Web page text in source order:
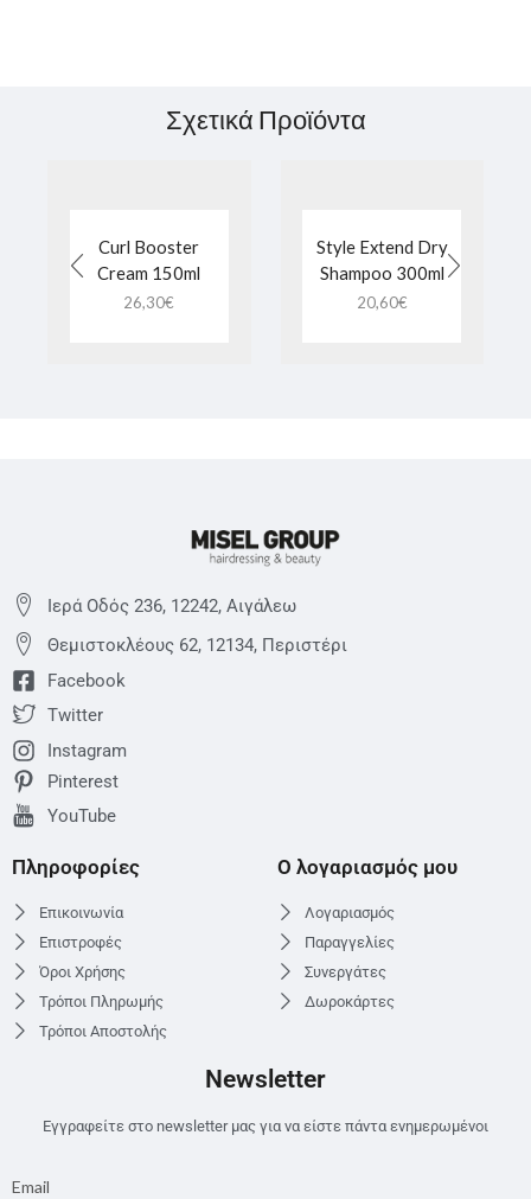
Σχετικά Προϊόντα
Curl Booster
Cream 150ml
26,30€
Style Extend Dry
Shampoo 300ml
20,60€
Ιερά Οδός 236, 12242, Αιγάλεω
Θεμιστoκλέους 62, 12134, Περιστέρι
Facebook
Twitter
Instagram
Pinterest
YouTube
Πληροφορίες
Επικοινωνία
Επιστροφές
Όροι Χρήσης
Τρόποι Πληρωμής
Τρόποι Αποστολής
Ο λογαριασμός μου
Λογαριασμός
Παραγγελίες
Συνεργάτες
Δωροκάρτες
Newsletter
Εγγραφείτε στο newsletter μας για να είστε πάντα ενημερωμένοι
Email